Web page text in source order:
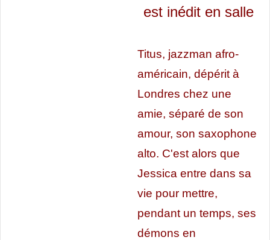
est inédit en salle
Titus, jazzman afro-
américain, dépérit à
Londres chez une
amie, séparé de son
amour, son saxophone
alto. C'est alors que
Jessica entre dans sa
vie pour mettre,
pendant un temps, ses
démonsen